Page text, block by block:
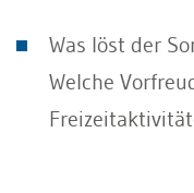
Was löst der
Welche